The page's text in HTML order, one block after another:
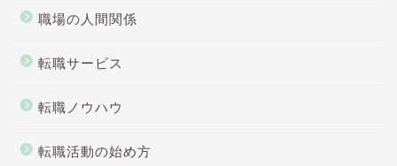
職場の人間関係
転職サービス
転職ノウハウ
転職活動の始め方